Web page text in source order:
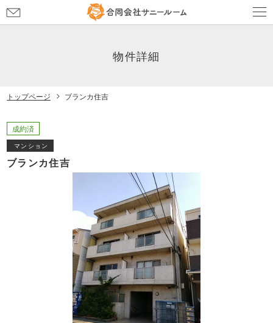
問
物件詳細
トップページ ブランカ住吉
成約済
マンション
ブランカ住吉